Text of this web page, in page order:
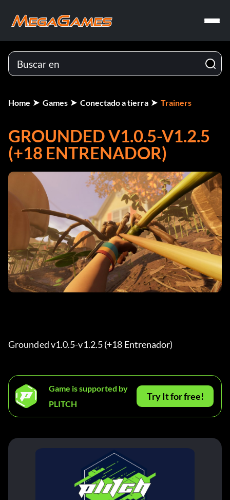
Home Games Conectado a tierra Trainers
GROUNDED V1.0.5-V1.2.5
(+18 ENTRENADOR)
Grounded v1.0.5-v1.2.5 (+18 Entrenador)
Game is supported by
PLITCH
Try It for free!